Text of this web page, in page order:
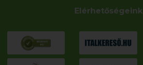
Elérhetőségeink